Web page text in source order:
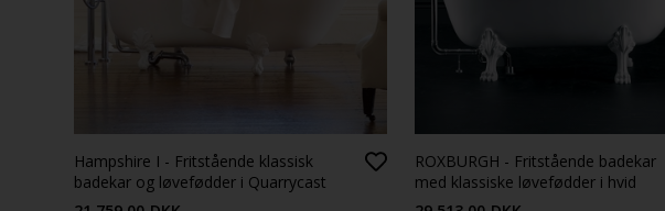
Hampshire I - Fritstående klassisk
badekar og løvefødder i Quarrycast
25 års garanti
ROXBURGH - Fritstående badekar
med klassiske løvefødder i hvid